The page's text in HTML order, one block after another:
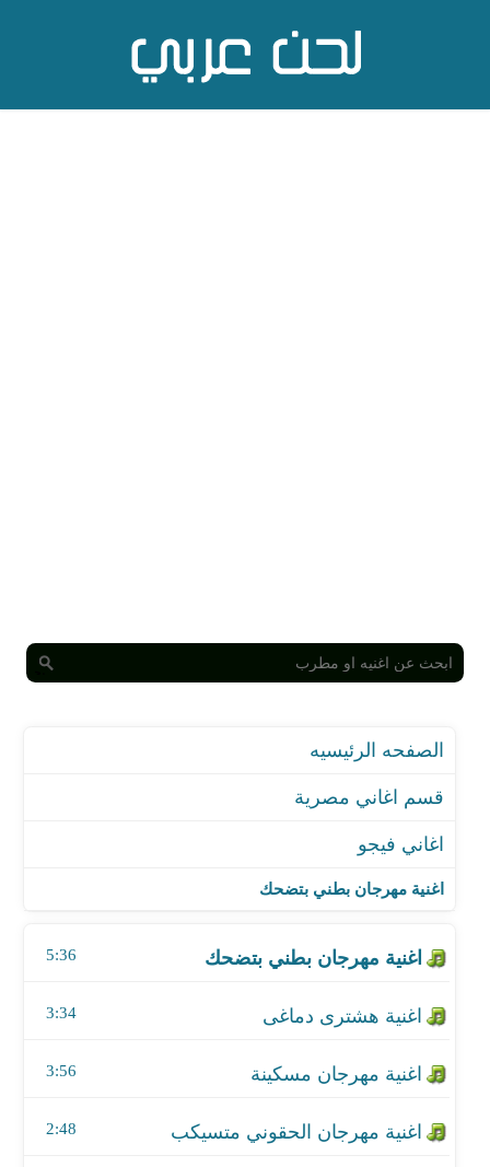
قسم اغاني مصرية
اغنية مهرجان بطني بتضحك
اغنية مهرجان بطني بتضحك
5:36
3:34
اغنية مهرجان مسكينة
3:56
2:48
اغنية مهرجان ويلكم باك - مع السادات
اغنية مهرجان ببجي